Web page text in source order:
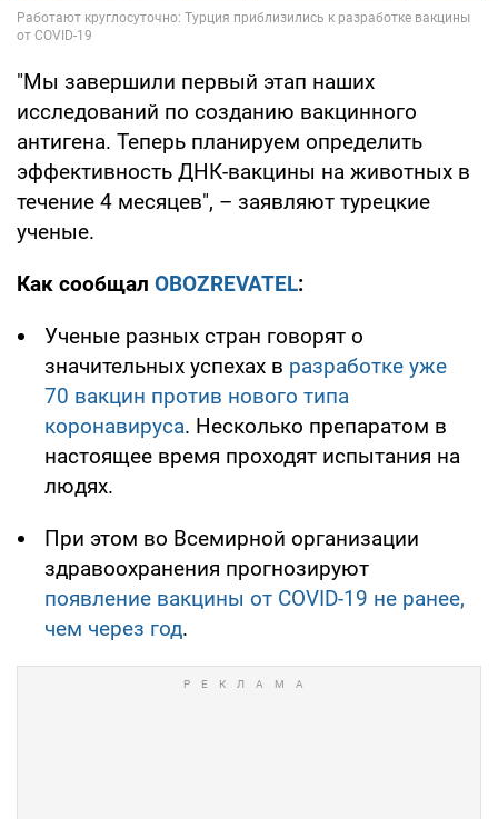
"Мы завершили первый этап наших
исследований по созданию вакцинного
антигена. Теперь планируем определить
эффективность ДНК-вакцины на животных в
течение 4 месяцев", – заявляют турецкие
ученые.
Как сообщал OBOZREVATEL:
Ученые разных стран говорят о
значительных успехах в разработке уже
70 вакцин против нового типа
коронавируса. Несколько препаратом в
настоящее время проходят испытания на
людях.
При этом во Всемирной организации
здравоохранения прогнозируют
появление вакцины от COVID-19 не ранее,
чем через год.